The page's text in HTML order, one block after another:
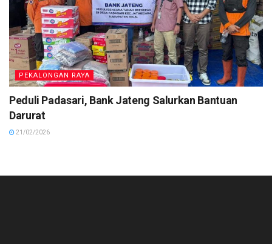
PEKALONGAN RAYA
Peduli Padasari, Bank Jateng Salurkan Bantuan
Darurat
21/02/2026